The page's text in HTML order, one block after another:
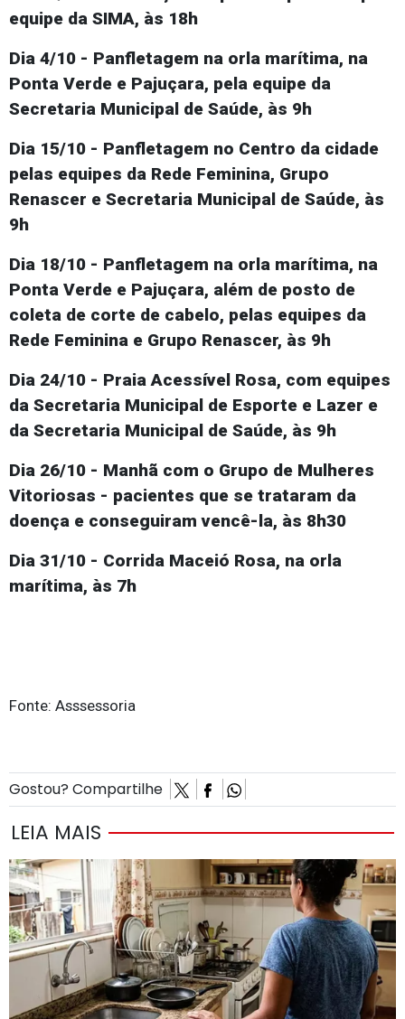
equipe da SIMA, às 18h
Dia 4/10 - Panfletagem na orla marítima, na
Ponta Verde e Pajuçara, pela equipe da
Secretaria Municipal de Saúde, às 9h
Dia 15/10 - Panfletagem no Centro da cidade
pelas equipes da Rede Feminina, Grupo
Renascer e Secretaria Municipal de Saúde, às
9h
Dia 18/10 - Panfletagem na orla marítima, na
Ponta Verde e Pajuçara, além de posto de
coleta de corte de cabelo, pelas equipes da
Rede Feminina e Grupo Renascer, às 9h
Dia 24/10 - Praia Acessível Rosa, com equipes
da Secretaria Municipal de Esporte e Lazer e
da Secretaria Municipal de Saúde, às 9h
Dia 26/10 - Manhã com o Grupo de Mulheres
Vitoriosas - pacientes que se trataram da
doença e conseguiram vencê-la, às 8h30
Dia 31/10 - Corrida Maceió Rosa, na orla
marítima, às 7h
Fonte: Asssessoria
Gostou? Compartilhe
LEIA MAIS